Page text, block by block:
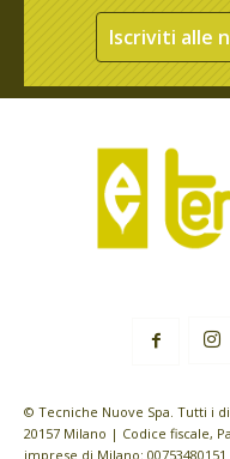
Iscriviti alle
© Tecniche Nuove Spa. Tutti i
20157 Milano | Codice fiscale,
imprese di Milano: 00753480151